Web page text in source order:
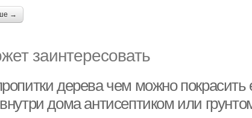
→
заинтересовать
дерева чем можно покрасить
дома антисептиком или